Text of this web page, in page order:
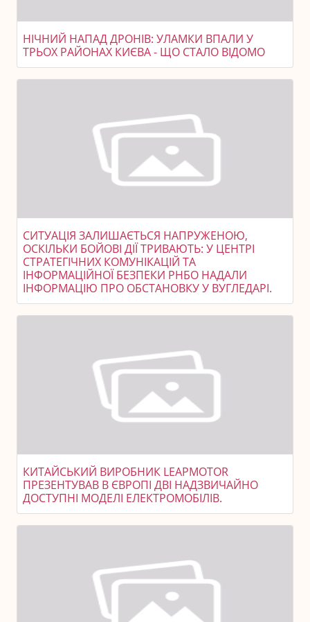
НІЧНИЙ НАПАД ДРОНІВ: УЛАМКИ ВПАЛИ У
ТРЬОХ РАЙОНАХ КИЄВА - ЩО СТАЛО ВІДОМО
СИТУАЦІЯ ЗАЛИШАЄТЬСЯ НАПРУЖЕНОЮ,
ОСКІЛЬКИ БОЙОВІ ДІЇ ТРИВАЮТЬ: У ЦЕНТРІ
СТРАТЕГІЧНИХ КОМУНІКАЦІЙ ТА
ІНФОРМАЦІЙНОЇ БЕЗПЕКИ РНБО НАДАЛИ
ІНФОРМАЦІЮ ПРО ОБСТАНОВКУ У ВУГЛЕДАРІ.
КИТАЙСЬКИЙ ВИРОБНИК LEAPMOTOR
ПРЕЗЕНТУВАВ В ЄВРОПІ ДВІ НАДЗВИЧАЙНО
ДОСТУПНІ МОДЕЛІ ЕЛЕКТРОМОБІЛІВ.